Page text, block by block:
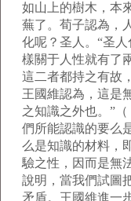
如山上的樹木，本
蕪了。荀子認為，
化呢？圣人。“圣
樣關于人性就有了
這二者都持之有故
王國維認為，這是
之知識之外也。”
們所能認識的要么
么是知識的材料，
驗之性，因而是無
說明，當我們試圖
矛盾。王國維進一